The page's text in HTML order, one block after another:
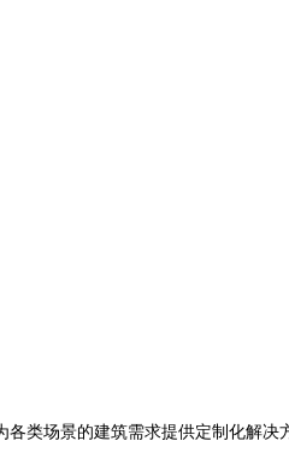
各类场景的建筑需求提供定制化解